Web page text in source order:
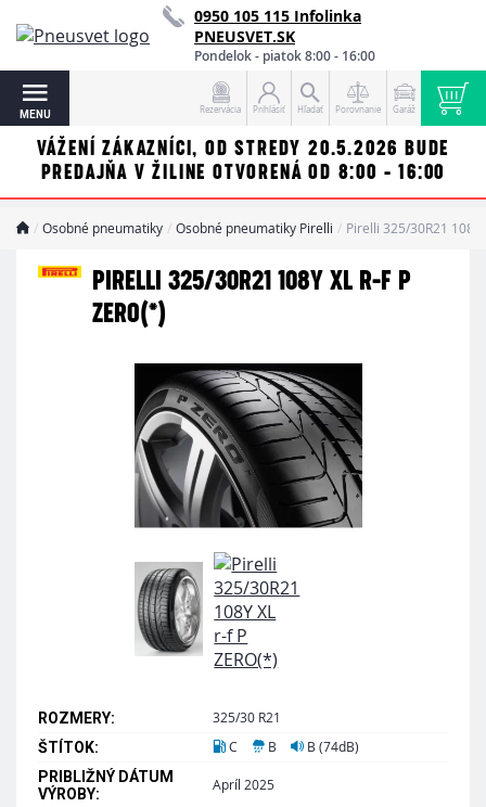
0950 105 115 Infolinka
PNEUSVET.SK
Pondelok - piatok 8:00 - 16:00
MENU Rezervácia Prihlásiť Hľadať Porovnanie Garáž
VÁŽENÍ ZÁKAZNÍCI, OD STREDY 20.5.2026 BUDE
PREDAJŇA V ŽILINE OTVORENÁ OD 8:00 - 16:00
Osobné pneumatiky Osobné pneumatiky Pirelli Pirelli 325/30R21 108Y
PIRELLI 325/30R21 108Y XL R-F P
ZERO(*)
ROZMERY: 325/30 R21
ŠTÍTOK: C B B (74dB)
PRIBLIŽNÝ DÁTUM
VÝROBY:
Apríl 2025